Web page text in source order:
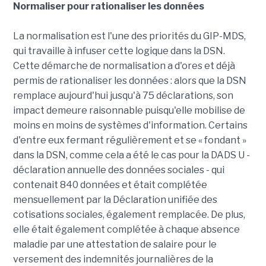
Normaliser pour rationaliser les données
La normalisation est l'une des priorités du GIP-MDS,
qui travaille à infuser cette logique dans la DSN.
Cette démarche de normalisation a d'ores et déjà
permis de rationaliser les données : alors que la DSN
remplace aujourd'hui jusqu'à 75 déclarations, son
impact demeure raisonnable puisqu'elle mobilise de
moins en moins de systèmes d'information. Certains
d'entre eux fermant régulièrement et se « fondant »
dans la DSN, comme cela a été le cas pour la DADS U -
déclaration annuelle des données sociales - qui
contenait 840 données et était complétée
mensuellement par la Déclaration unifiée des
cotisations sociales, également remplacée. De plus,
elle était également complétée à chaque absence
maladie par une attestation de salaire pour le
versement des indemnités journalières de la